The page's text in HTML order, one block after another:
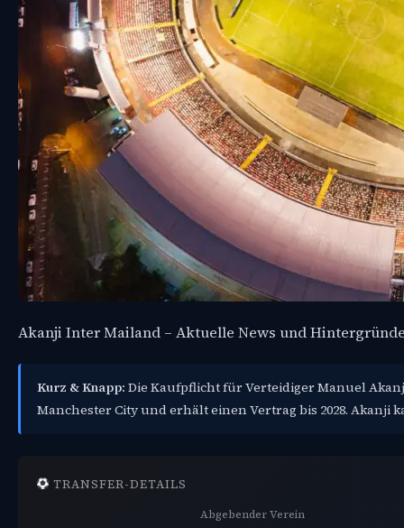
Akanji Inter Mailand – Aktuelle News und
Kurz & Knapp: Die Kaufpflicht für Verteidiger Manuel
Manchester City und erhält einen Vertrag bis 2028. Akanji
TRANSFER-DETAILS
Abgebender Verein